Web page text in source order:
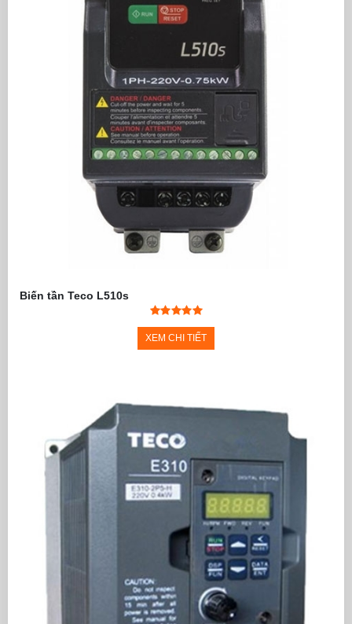
Biến tần Teco L510s
XEM CHI TIẾT